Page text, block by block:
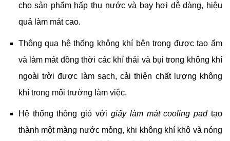
cho sản phẩm hấp thụ nước và bay hơi dễ dàng, hiệu
quả làm mát cao.
Thông qua hệ thống không khí bên trong được tạo ẩm
và làm mát đồng thời các khí thải và bụi trong không khí
ngoài trời được làm sạch, cải thiện chất lượng không
khí trong môi trường làm việc.
Hệ thống thông gió với giấy làm mát cooling padtạo
thành một màng nước mỏng, khi không khí khô và nóng